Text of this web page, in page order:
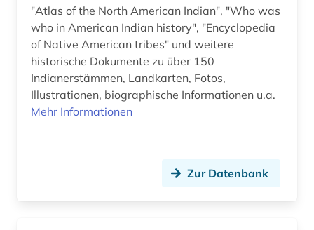
"Atlas of the North American Indian", "Who was
who in American Indian history", "Encyclopedia
of Native American tribes" und weitere
historische Dokumente zu über 150
Indianerstämmen, Landkarten, Fotos,
Illustrationen, biographische Informationen u.a.
Mehr Informationen
Zur Datenbank